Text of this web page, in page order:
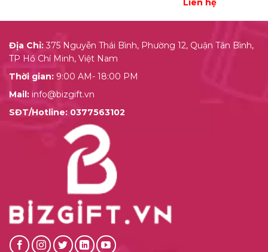
Liên hệ
Địa Chỉ:375 Nguyễn Thái Bình, Phường 12, Quận Tân Bình,
TP Hồ Chí Minh, Việt Nam
Thời gian:9:00 AM- 18:00 PM
Mail: info@bizgift.vn
SĐT/Hotline: 0377563102